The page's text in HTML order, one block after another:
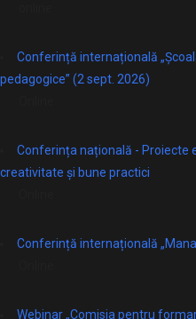
Conferință internațională
pedagogice” (2 sept. 2026)
Conferința națională - Proiecte
creativitate și bune practici
Conferință internațională
Webinar „Comisia pentru